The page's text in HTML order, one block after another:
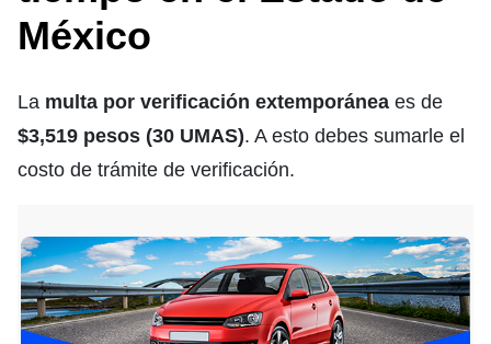
México
La multa por verificación extemporánea es de
$3,519 pesos (30 UMAS). A esto debes sumarle el
costo de trámite de verificación.